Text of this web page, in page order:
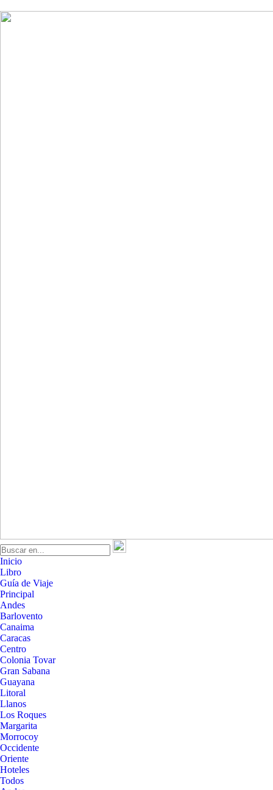
Inicio
Libro
Guía de Viaje
Principal
Andes
Barlovento
Canaima
Caracas
Centro
Colonia Tovar
Gran Sabana
Guayana
Litoral
Llanos
Los Roques
Margarita
Morrocoy
Occidente
Oriente
Hoteles
Todos